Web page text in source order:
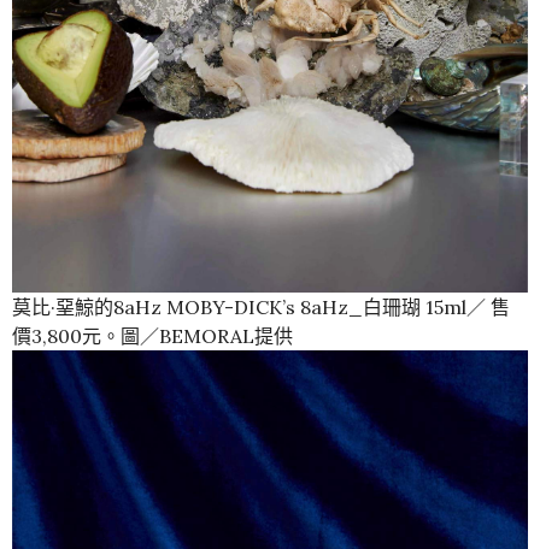
莫比·堊鯨的8aHz MOBY-DICK’s 8aHz_白珊瑚 15ml／ 售
價3,800元。圖／BEMORAL提供